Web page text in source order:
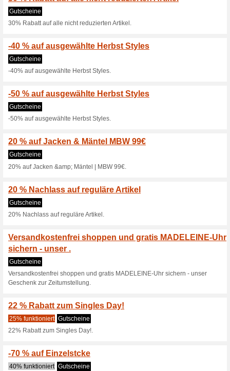
30% Extra-Rabatt auf
Viele Styles bis zu -
Gutscheine
Viele Styles bis zu -70%
Reduzierte Artikel in
Reduzierte Artikel in der
Einzelstücke